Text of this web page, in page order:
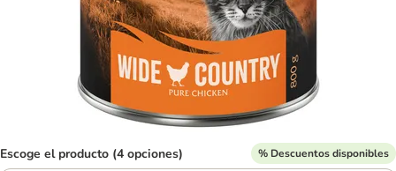
Escoge el producto (4 opciones) % Descuentos disponibles